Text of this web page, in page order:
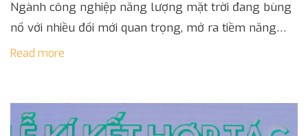
Ngành công nghiệp năng lượng mặt trời đang bùng
nổ với nhiều đổi mới quan trọng, mở ra tiềm năng
cho một tương lai bền vững. Năm 2025 hứa hẹn […]
Read more